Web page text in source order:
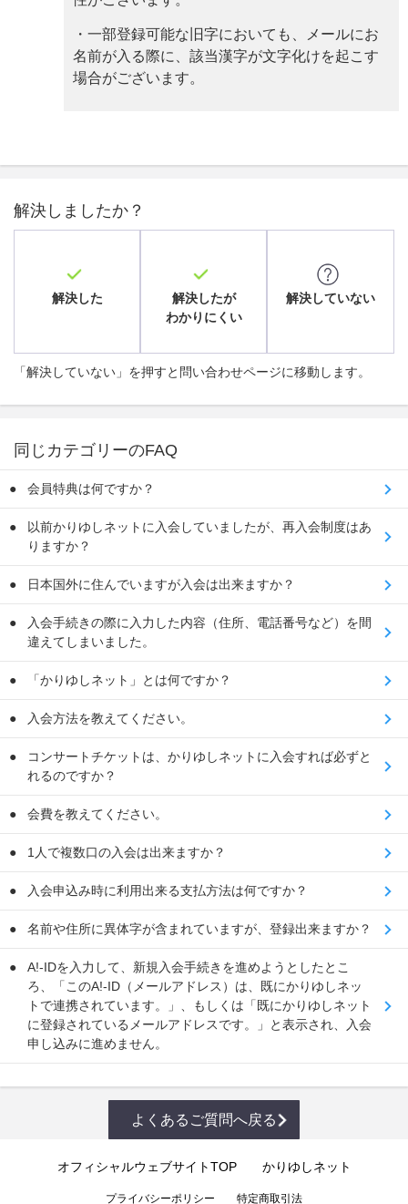
・一部登録可能な旧字においても、メールにお
名前が入る際に、該当漢字が文字化けを起こす
場合がございます。
解決しましたか？
解決した
解決したが
わかりにくい
解決していない
「解決していない」を押すと問い合わせページに移動します。
同じカテゴリーのFAQ
会員特典は何ですか？
以前かりゆしネットに入会していましたが、再入会制度はあ
りますか？
日本国外に住んでいますが入会は出来ますか？
入会手続きの際に入力した内容（住所、電話番号など）を間
違えてしまいました。
「かりゆしネット」とは何ですか？
入会方法を教えてください。
コンサートチケットは、かりゆしネットに入会すれば必ずと
れるのですか？
会費を教えてください。
1人で複数口の入会は出来ますか？
入会申込み時に利用出来る支払方法は何ですか？
名前や住所に異体字が含まれていますが、登録出来ますか？
A!-IDを入力して、新規入会手続きを進めようとしたとこ
ろ、「このA!-ID（メールアドレス）は、既にかりゆしネッ
トで連携されています。」、もしくは「既にかりゆしネット
に登録されているメールアドレスです。」と表示され、入会
申し込みに進めません。
よくあるご質問へ戻る
オフィシャルウェブサイトTOP かりゆしネット
プライバシーポリシー 特定商取引法